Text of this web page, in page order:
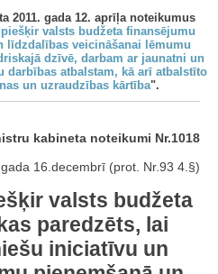
2011. gada 12. aprīļa noteikumus
valsts budžeta finansējumu
līdzdalības veicināšanai lēmumu
dzīvē, darbam ar jaunatni un
darbības atbalstam, kā arī atbalstīto
un uzraudzības kārtība".
kabineta noteikumi Nr.1018
16.decembrī (prot. Nr.93 4.§)
valsts budžeta
paredzēts, lai
iniciatīvu un